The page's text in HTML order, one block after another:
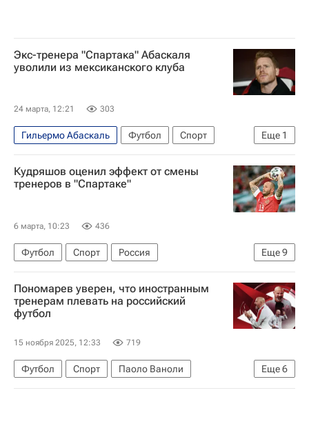
Экс-тренера "Спартака" Абаскаля
уволили из мексиканского клуба
24 марта, 12:21 303
Еще 1
Гильермо Абаскаль Футбол
Спорт
Спартак Москва
Кудряшов оценил эффект от смены
тренеров в "Спартаке"
6 марта, 10:23 436
Еще9
Футбол Спорт
Россия
Фёдор Кудряшов
Карлос Карседо
Руй Витория
Акрон
Кубок России по футболу
Динамо Москва
Краснодар
РПЛ 2026-2027 (Чемпионат России по футболу)
Пономарев уверен, что иностранным
тренерам плевать на российский
футбол
15 ноября 2025, 12:33 719
Еще6
Футбол Спорт
Паоло Ваноли
Доменико Тедеско
Руй Витория